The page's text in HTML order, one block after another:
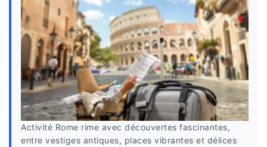
Activité Rome rime avec découvertes fascinantes,
entre vestiges antiques, places vibrantes et délices